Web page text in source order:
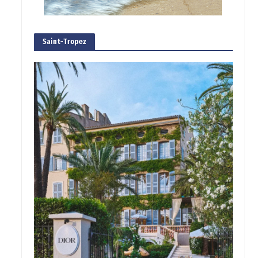
Saint-Tropez